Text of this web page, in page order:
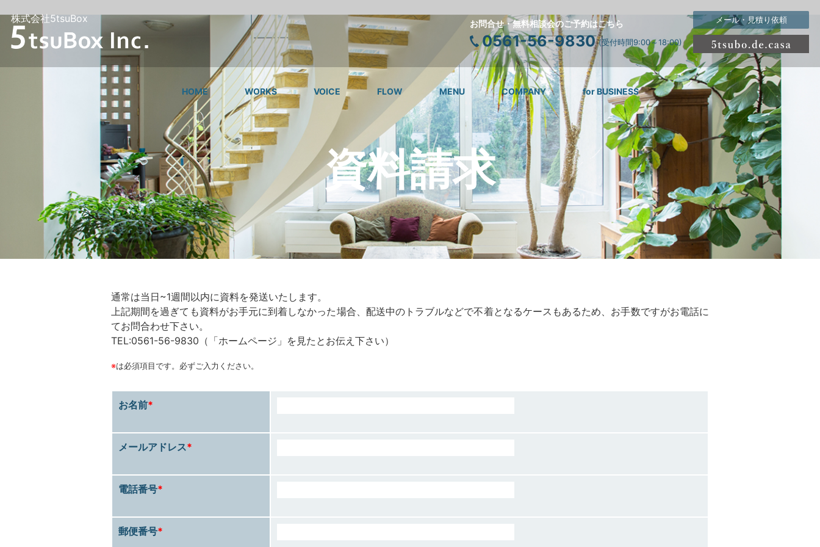
株式会社5tsuBox メール・見積り依頼
お問合せ・無料相談会のご予約はこちら
0561-56-9830 (受付時間9:00～18:00)
HOME WORKS VOICE FLOW MENU COMPANY for BUSINESS
資料請求
通常は当日~1週間以内に資料を発送いたします。
上記期間を過ぎても資料がお手元に到着しなかった場合、配送中のトラブルなどで不着となるケースもあるため、お手数ですがお電話に
てお問合わせ下さい。
TEL:0561-56-9830（「ホームページ」を見たとお伝え下さい）
※は必須項目です。必ずご入力ください。
​お名前*
メールアドレス*
電話番号*
郵便番号*